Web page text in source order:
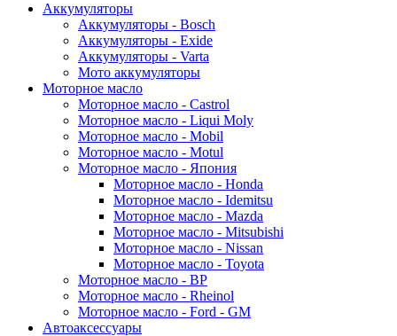
Аккумуляторы
Аккумуляторы - Bosch
Аккумуляторы - Exide
Аккумуляторы - Varta
Мото аккумуляторы
Моторное масло
Моторное масло - Castrol
Моторное масло - Liqui Moly
Моторное масло - Mobil
Моторное масло - Motul
Моторное масло - Япония
Моторное масло - Honda
Моторное масло - Idemitsu
Моторное масло - Mazda
Моторное масло - Mitsubishi
Моторное масло - Nissan
Моторное масло - Toyota
Моторное масло - BP
Моторное масло - Rheinol
Моторное масло - Ford - GM
Автоаксессуары